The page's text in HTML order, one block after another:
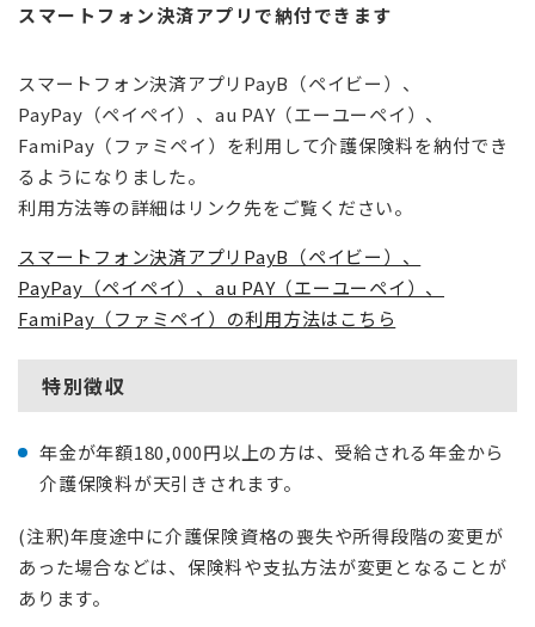
スマートフォン決済アプリで納付できます
スマートフォン決済アプリPayB（ペイビー）、
PayPay（ペイペイ）、au PAY（エーユーペイ）、
FamiPay（ファミペイ）を利用して介護保険料を納付でき
るようになりました。
利用方法等の詳細はリンク先をご覧ください。
スマートフォン決済アプリPayB（ペイビー）、
PayPay（ペイペイ）、au PAY（エーユーペイ）、
FamiPay（ファミペイ）の利用方法はこちら
特別徴収
年金が年額180,000円以上の方は、受給される年金から
介護保険料が天引きされます。
(注釈)年度途中に介護保険資格の喪失や所得段階の変更が
あった場合などは、保険料や支払方法が変更となることが
あります。